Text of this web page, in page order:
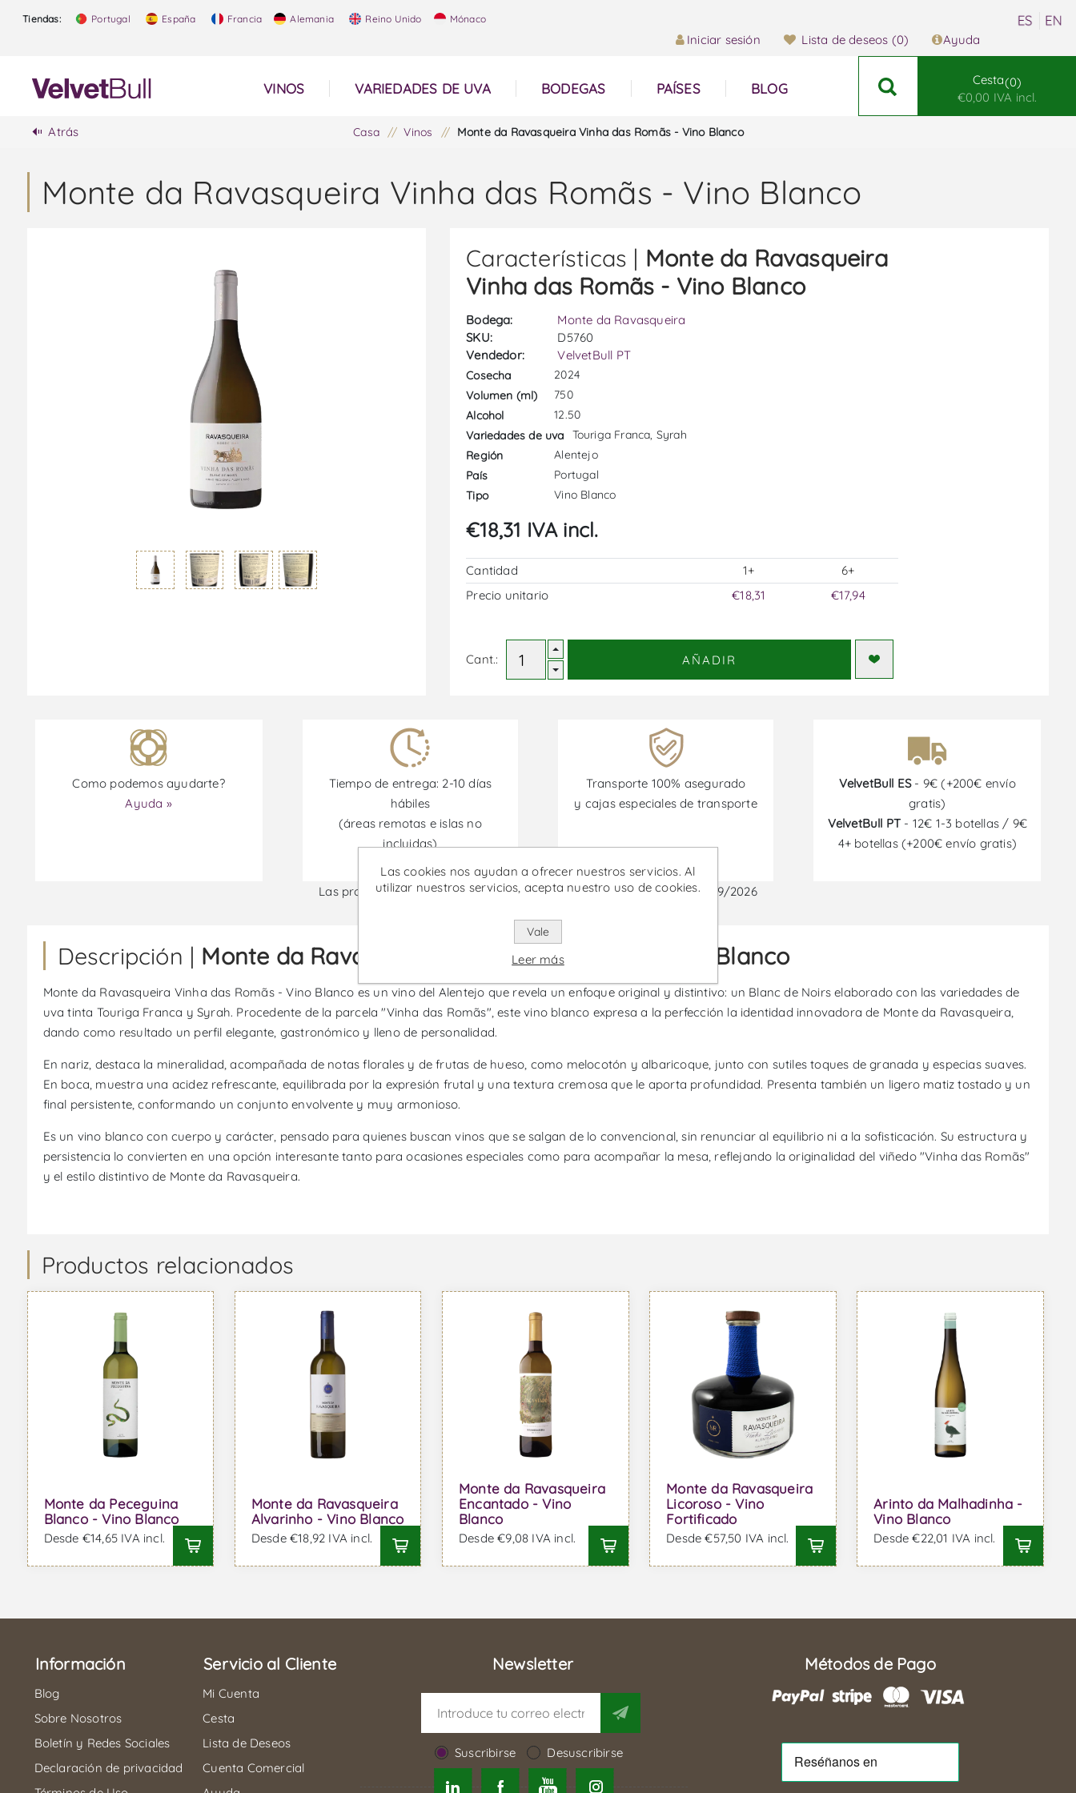
Tiendas: Portugal España Francia Alemania Reino Unido Mónaco
Iniciar sesión Lista de deseos (0) Ayuda
VINOS VARIEDADES DE UVA BODEGAS PAÍSES BLOG
Cesta 0
€0,00 IVA incl.
Atrás Casa / Vinos / Monte da Ravasqueira Vinha das Romãs - Vino Blanco
Monte da Ravasqueira Vinha das Romãs - Vino Blanco
Características | Monte da Ravasqueira
Vinha das Romãs - Vino Blanco
Bodega:
Monte da Ravasqueira
SKU:
D5760
Vendedor:
VelvetBull PT
Cosecha
2024
Volumen (ml)
750
Alcohol
12.50
Variedades de uva
Touriga Franca, Syrah
Región
Alentejo
País
Portugal
Tipo
Vino Blanco
€18,31 IVA incl.
Cantidad 1+
6+
Precio unitario
€18,31 €17,94
Cant.: AÑADIR
Como podemos ayudarte?
Ayuda »
Tiempo de entrega: 2-10 días
hábiles
(áreas remotas e islas no
incluidas)
Transporte 100% asegurado
y cajas especiales de transporte
VelvetBull ES- 9€ (+200€ envío
gratis)
VelvetBull PT - 12€ 1-3 botellas / 9€
4+ botellas (+200€ envío gratis)
Las promociones están disponibles desde el 30/06/2026 hasta el 30/09/2026
Descripción | Monte da Ravasqueira Vinha das Romãs - Vino Blanco
Monte da Ravasqueira Vinha das Romãs - Vino Blanco es un vino del Alentejo que revela un enfoque original y distintivo: un Blanc de Noirs elaborado con las variedades de
uva tinta Touriga Franca y Syrah. Procedente de la parcela "Vinha das Romãs", este vino blanco expresa a la perfección la identidad innovadora de Monte da Ravasqueira,
dando como resultado un perfil elegante, gastronómico y lleno de personalidad.
En nariz, destaca la mineralidad, acompañada de notas florales y de frutas de hueso, como melocotón y albaricoque, junto con sutiles toques de granada y especias suaves.
En boca, muestra una acidez refrescante, equilibrada por la expresión frutal y una textura cremosa que le aporta profundidad. Presenta también un ligero matiz tostado y un
final persistente, conformando un conjunto envolvente y muy armonioso.
Es un vino blanco con cuerpo y carácter, pensado para quienes buscan vinos que se salgan de lo convencional, sin renunciar al equilibrio ni a la sofisticación. Su estructura y
persistencia lo convierten en una opción interesante tanto para ocasiones especiales como para acompañar la mesa, reflejando la originalidad del viñedo "Vinha das Romãs"
y el estilo distintivo de Monte da Ravasqueira.
Productos relacionados
Monte da Peceguina
Blanco - Vino Blanco
Desde €14,65 IVA incl.
Monte da Ravasqueira
Alvarinho - Vino Blanco
Desde €18,92 IVA incl.
Monte da Ravasqueira
Encantado - Vino
Blanco
Desde €9,08 IVA incl.
Monte da Ravasqueira
Licoroso - Vino
Fortificado
Desde €57,50 IVA incl.
Arinto da Malhadinha -
Vino Blanco
Desde €22,01 IVA incl.
Información
Blog
Sobre Nosotros
Boletín y Redes Sociales
Declaración de privacidad
Servicio al Cliente
Mi Cuenta
Cesta
Lista de Deseos
Cuenta Comercial
Newsletter
Suscribirse Desuscribirse
Métodos de Pago
Las cookies nos ayudan a ofrecer nuestros servicios. Al
utilizar nuestros servicios, acepta nuestro uso de cookies.
Vale
Leer más